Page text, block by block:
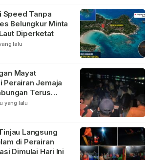
Speed Tanpa
Belungkur Minta
Diperketat
lalu
Mayat
Perairan Jemaja
Terus
yang lalu
Langsung
di Perairan
Dimulai Hari Ini